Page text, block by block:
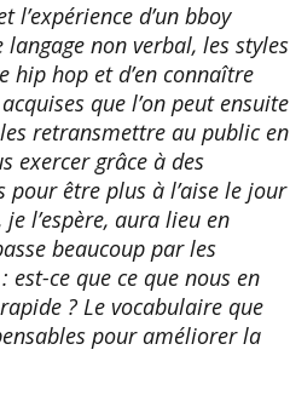
d’un bboy
langage non verbal, les styles
hip hop et d’en connaître
que l’on peut ensuite
retransmettre au public en
exercer grâce à des
être plus à l’aise le jour
l’espère, aura lieu en
beaucoup par les
est-ce que ce que nous en
? Le vocabulaire que
pour améliorer la